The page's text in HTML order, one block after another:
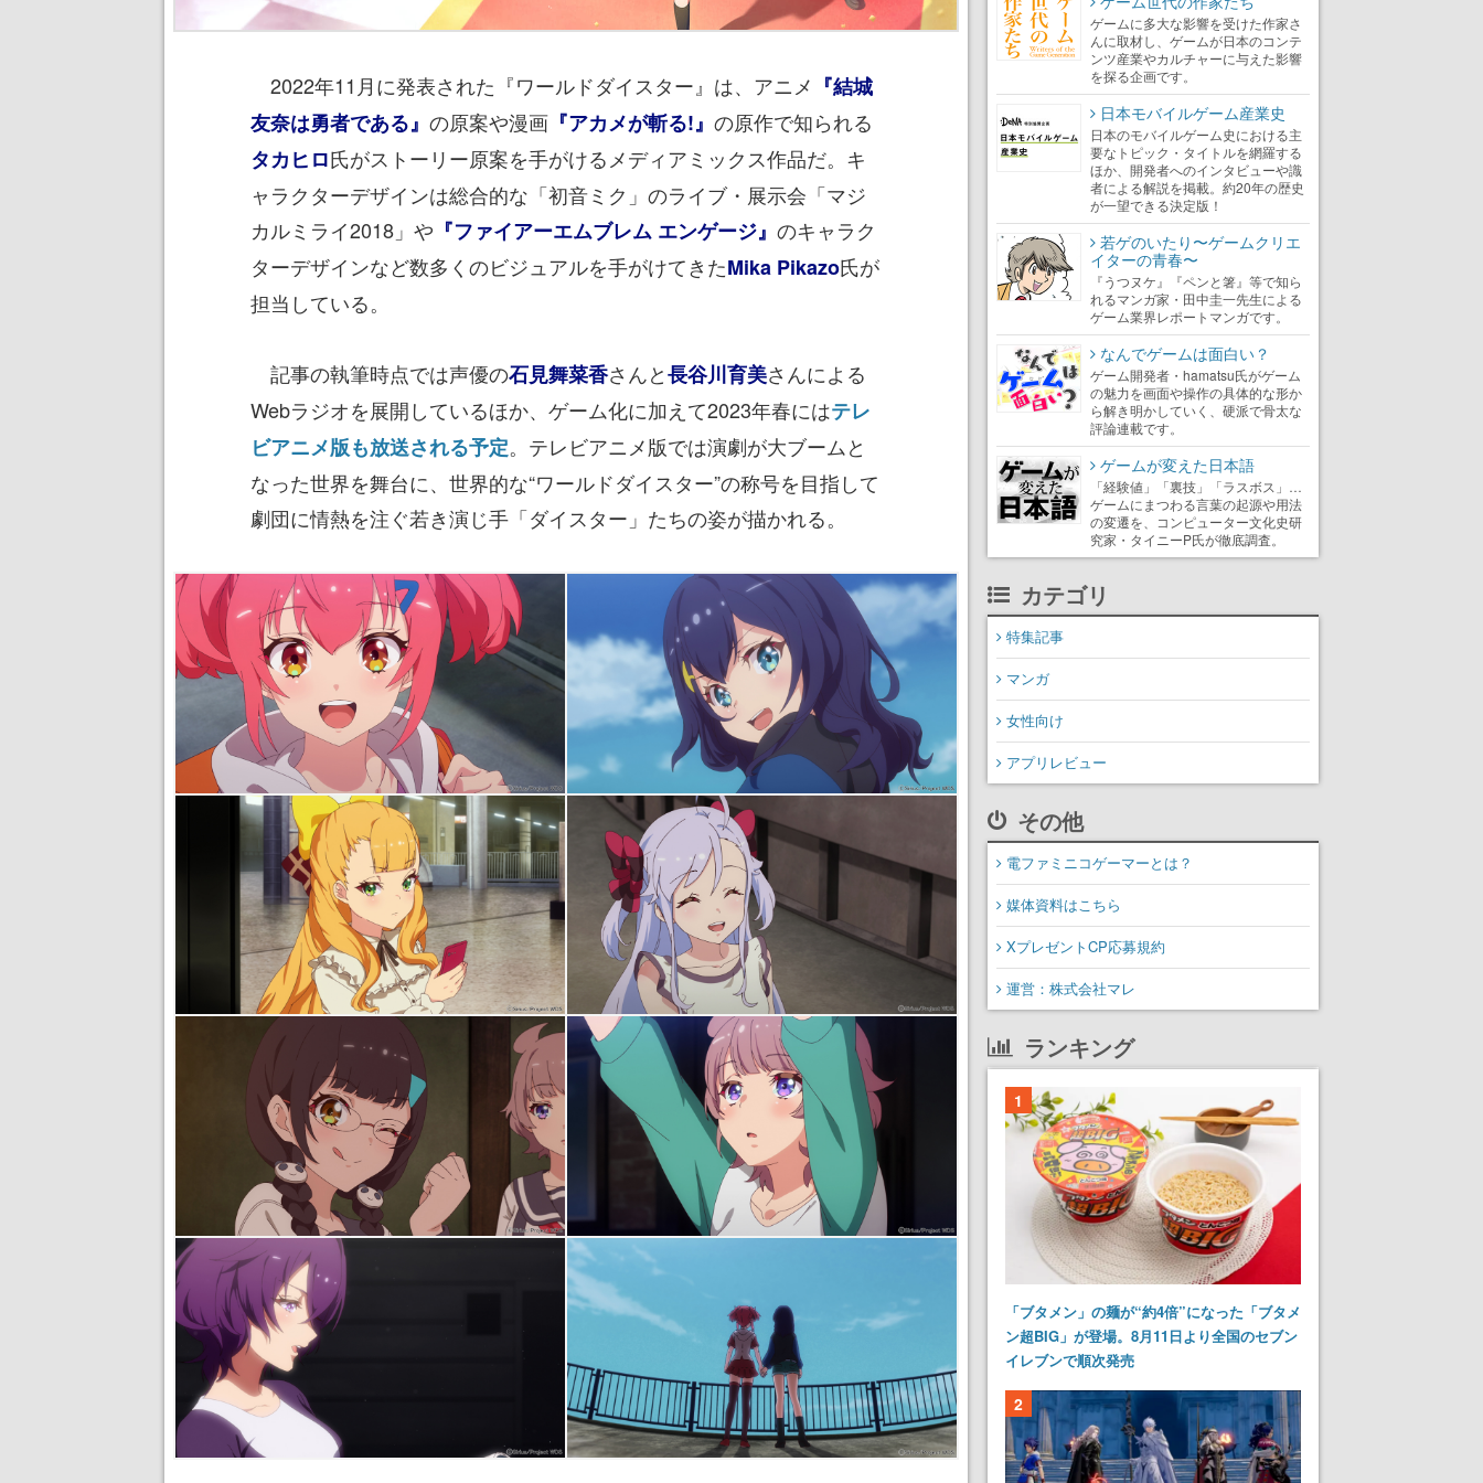
2022年11月に発表された『ワールドダイスター』は、アニメ 『結城
友奈は勇者である』 の原案や漫画 『アカメが斬る!』 の原作で知られる
タカヒロ氏がストーリー原案を手がけるメディアミックス作品だ。キ
ャラクターデザインは総合的な「初音ミク」のライブ・展示会「マジ
カルミライ2018」や 『ファイアーエムブレム エンゲージ』 のキャラク
ターデザインなど数多くのビジュアルを手がけてきたMika Pikazo氏が
担当している。
記事の執筆時点では声優の石見舞菜香さんと長谷川育美さんによる
Webラジオを展開しているほか、ゲーム化に加えて2023年春にはテレ
ビアニメ版も放送される予定。テレビアニメ版では演劇が大ブームと
なった世界を舞台に、世界的な“ワールドダイスター”の称号を目指して
劇団に情熱を注ぐ若き演じ手「ダイスター」たちの姿が描かれる。
ゲームに多大な影響を受けた作家さ
んに取材し、ゲームが日本のコンテ
ンツ産業やカルチャーに与えた影響
を探る企画です。
日本モバイルゲーム産業史
日本のモバイルゲーム史における主
要なトピック・タイトルを網羅する
ほか、開発者へのインタビューや識
者による解説を掲載。約20年の歴史
が一望できる決定版！
若ゲのいたり〜ゲームクリエ
イターの青春〜
『うつヌケ』『ペンと箸』等で知ら
れるマンガ家・田中圭一先生による
ゲーム業界レポートマンガです。
なんでゲームは面白い？
ゲーム開発者・hamatsu氏がゲーム
の魅力を画面や操作の具体的な形か
ら解き明かしていく、硬派で骨太な
評論連載です。
ゲームが変えた日本語
「経験値」「裏技」「ラスボス」…
ゲームにまつわる言葉の起源や用法
の変遷を、コンピューター文化史研
究家・タイニーP氏が徹底調査。
カテゴリ
特集記事
マンガ
女性向け
アプリレビュー
その他
電ファミニコゲーマーとは？
媒体資料はこちら
XプレゼントCP応募規約
運営：株式会社マレ
ランキング
1
「ブタメン」の麺が“約4倍”になった「ブタメ
ン超BIG」が登場。8月11日より全国のセブン
イレブンで順次発売
2